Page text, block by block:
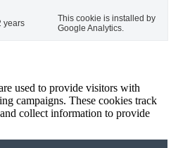
years
This cookie is installed by
Google Analytics.
used to provide visitors with
campaigns. These cookies track
collect information to provide